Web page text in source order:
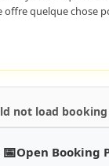
offre quelque chose
not load booking
Open Booking